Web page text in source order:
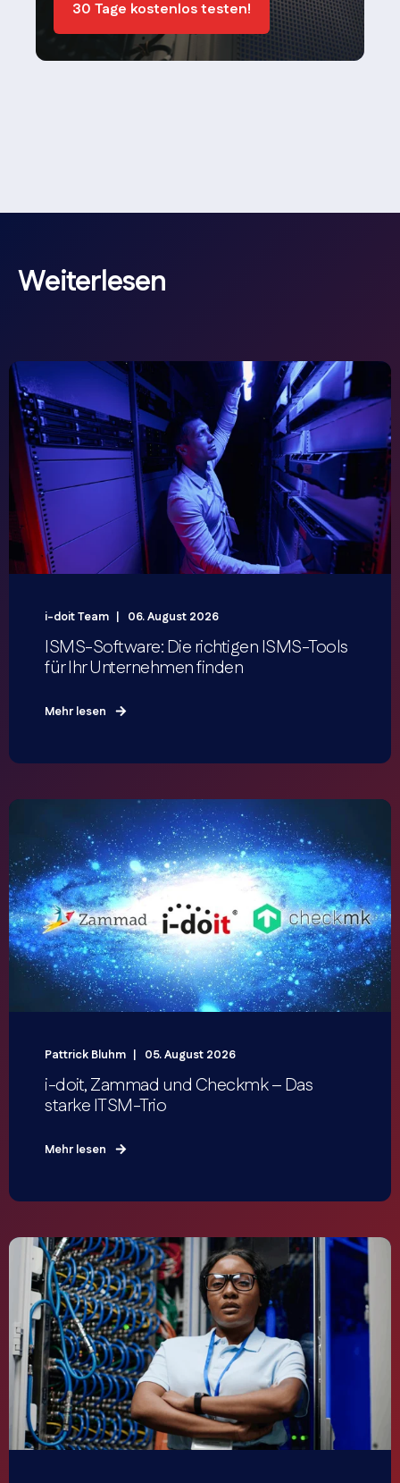
30 Tage kostenlos testen!
Weiterlesen
i-doit Team 06. August 2026
ISMS-Software: Die richtigen ISMS-Tools
für Ihr Unternehmen finden
Mehr lesen
Pattrick Bluhm 05. August 2026
i-doit, Zammad und Checkmk – Das
starke ITSM-Trio
Mehr lesen